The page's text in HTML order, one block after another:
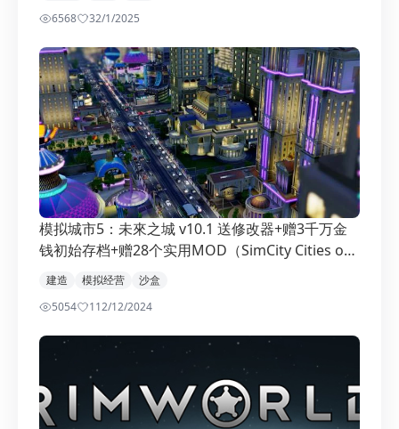
6568
32/1/2025
模拟城市5：未來之城 v10.1 送修改器+赠3千万金
钱初始存档+赠28个实用MOD（SimCity Cities of
Tomorrow）免安装中文版
建造 模拟经营
沙盒
5054
112/12/2024